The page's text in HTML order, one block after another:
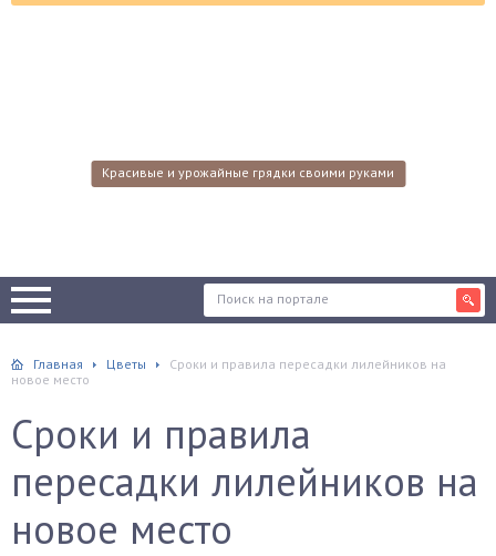
Красивые и урожайные грядки своими руками
Главная Цветы
Сроки и правила пересадки лилейников на
новое место
Сроки и правила
пересадки лилейников на
новое место